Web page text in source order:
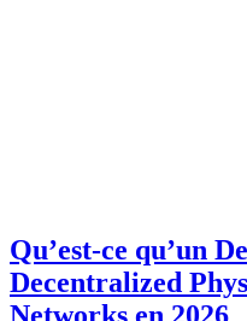
Qu’est-ce qu’un
Decentralized